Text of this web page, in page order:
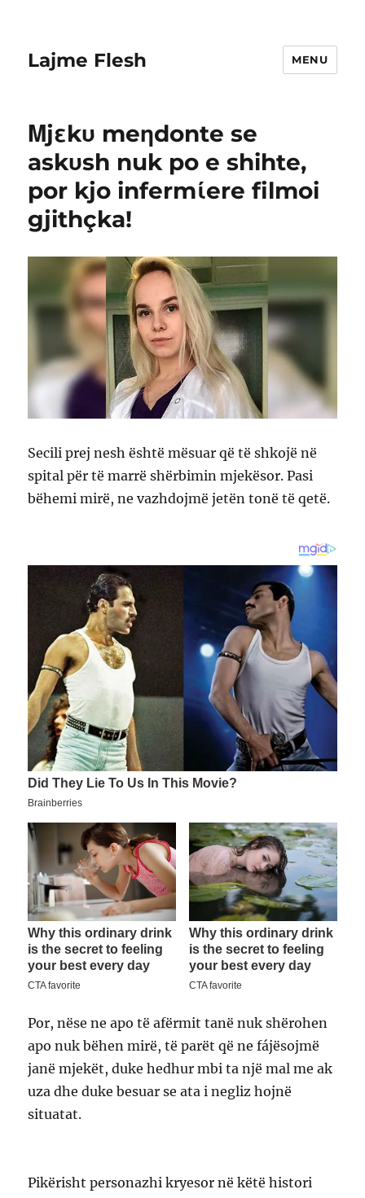
Lajme Flesh MENU
Μjεkυ meηdonte se
askυsh nuk po e shihte,
por kjo infermίere filmoi
gjithçka!
Secili prej nesh është mësuar që të shkojë në
spital për të marrë shërbimin mjekësor. Pasi
bëhemi mirë, ne vazhdojmë jetën tonë të qetë.
Por, nëse ne apo të afërmit tanë nuk shërohen
apo nuk bëhen mirë, të parët që ne fájësojmë
janë mjekët, duke hedhur mbi ta një mal me ak
uza dhe duke besuar se ata i negliz hojnë
situatat.
Pikërisht personazhi kryesor në këtë histori